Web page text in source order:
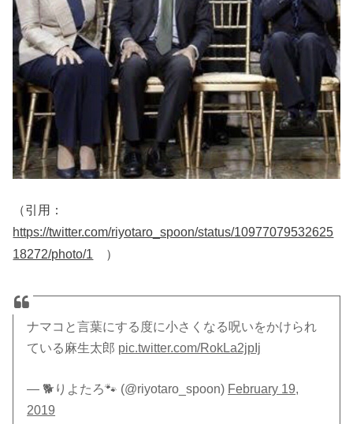
（引用：
https://twitter.com/riyotaro_spoon/status/10977079532625
18272/photo/1 ）
ナマコと言葉にする度に小さくなる呪いをかけられ
ている麻生太郎 pic.twitter.com/RokLa2jpIj
— 🐕りよたろ🐾 (@riyotaro_spoon) February 19,
2019